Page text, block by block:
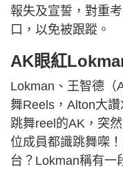
報失及宣誓，對重
口，以免被跟蹤。
AK眼紅
Lokman、王智德（
舞Reels，Alton大
跳舞reel的AK，突
位成員都識跳舞㗎
台？Lokman稱有一